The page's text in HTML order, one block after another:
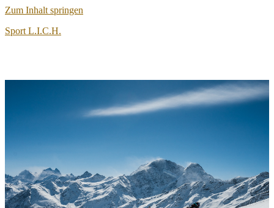
Zum Inhalt springen
Sport L.I.C.H.